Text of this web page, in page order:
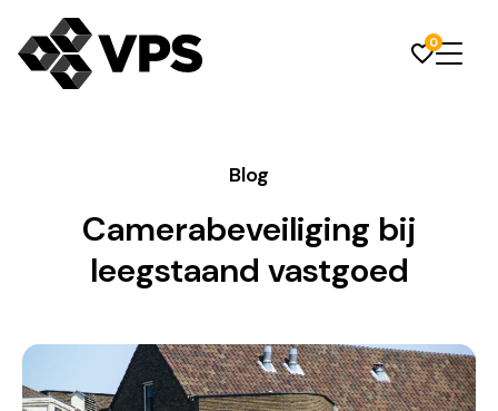
0
Blog
Camerabeveiliging bij
leegstaand vastgoed